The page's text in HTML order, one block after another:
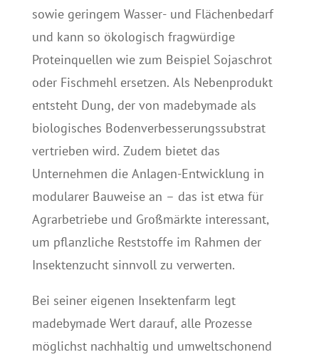
sowie geringem Wasser- und Flächenbedarf
und kann so ökologisch fragwürdige
Proteinquellen wie zum Beispiel Sojaschrot
oder Fischmehl ersetzen. Als Nebenprodukt
entsteht Dung, der von madebymade als
biologisches Bodenverbesserungssubstrat
vertrieben wird. Zudem bietet das
Unternehmen die Anlagen-Entwicklung in
modularer Bauweise an – das ist etwa für
Agrarbetriebe und Großmärkte interessant,
um pflanzliche Reststoffe im Rahmen der
Insektenzucht sinnvoll zu verwerten.
Bei seiner eigenen Insektenfarm legt
madebymade Wert darauf, alle Prozesse
möglichst nachhaltig und umweltschonend